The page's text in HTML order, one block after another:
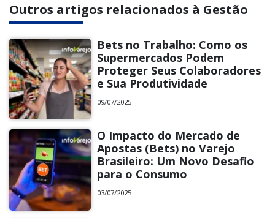
Outros artigos relacionados à Gestão
Bets no Trabalho: Como os
Supermercados Podem
Proteger Seus Colaboradores
e Sua Produtividade
09/07/2025
O Impacto do Mercado de
Apostas (Bets) no Varejo
Brasileiro: Um Novo Desafio
para o Consumo
03/07/2025